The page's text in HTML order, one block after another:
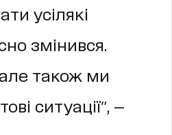
усілякі
змінився.
але також ми
ситуації", —